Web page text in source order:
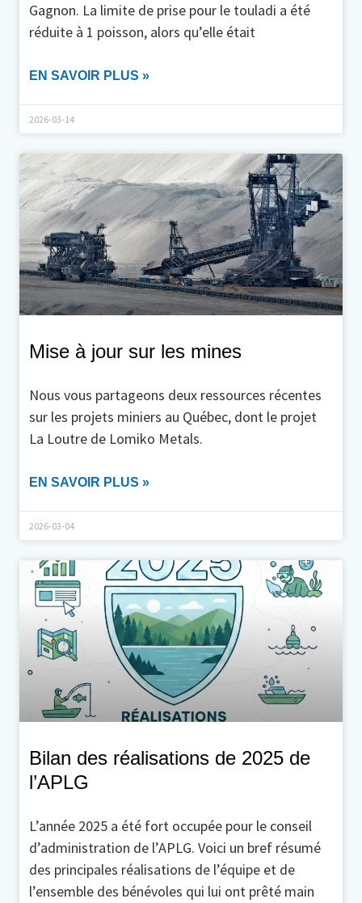
Gagnon. La limite de prise pour le touladi a été
réduite à 1 poisson, alors qu’elle était
EN SAVOIR PLUS »
2026-03-14
Mise à jour sur les mines
Nous vous partageons deux ressources récentes
sur les projets miniers au Québec, dont le projet
La Loutre de Lomiko Metals.
EN SAVOIR PLUS »
2026-03-04
Bilan des réalisations de 2025 de
l’APLG
L’année 2025 a été fort occupée pour le conseil
d’administration de l’APLG. Voici un bref résumé
des principales réalisations de l’équipe et de
l’ensemble des bénévoles qui lui ont prêté main